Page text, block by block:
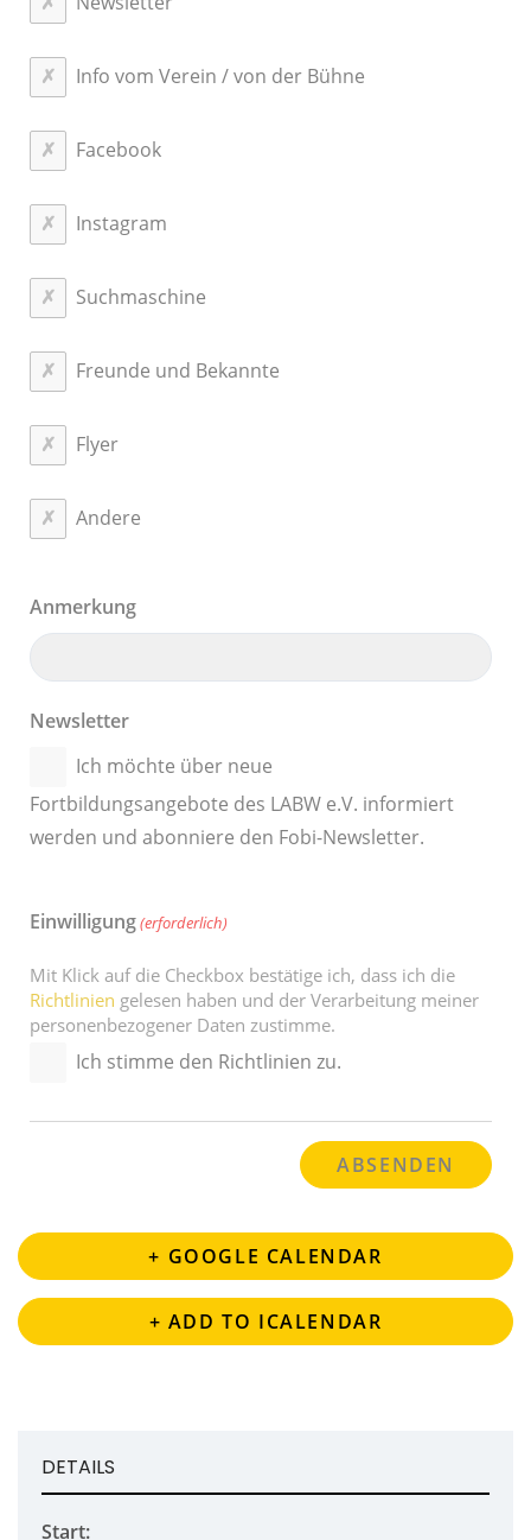
Info vom Verein / von der Bühne
Facebook
Instagram
Suchmaschine
Freunde und Bekannte
Flyer
Andere
Anmerkung
Newsletter
Ich möchte über neue
Fortbildungsangebote des LABW e.V. informiert
werden und abonniere den Fobi-Newsletter.
Einwilligung(erforderlich)
Mit Klick auf die Checkbox bestätige ich, dass ich die
Richtlinien gelesen haben und der Verarbeitung meiner
personenbezogener Daten zustimme.
Ich stimme den Richtlinien zu.
+ GOOGLE CALENDAR
+ ADD TO ICALENDAR
DETAILS
Start: